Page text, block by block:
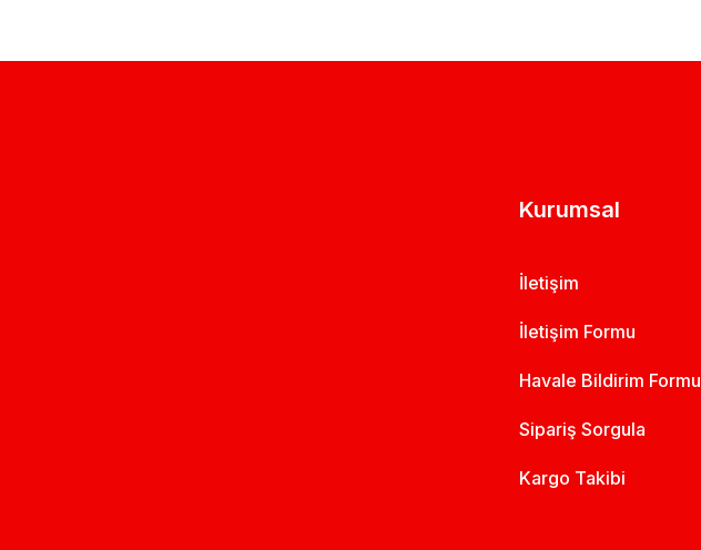
Kurumsal
İletişim
İletişim Formu
Havale Bildirim Formu
Sipariş Sorgula
Kargo Takibi